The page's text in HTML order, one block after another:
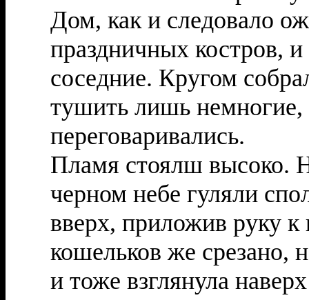
Дом, как и следовало
праздничных костров,
соседние. Кругом
тушить лишь немногие,
переговаривались.
Пламя стоялш высоко.
черном небе гуляли
вверх, приложив руку
кошельков же срезано,
и тоже взглянула